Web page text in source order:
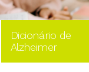
Dicionário de
Alzheimer